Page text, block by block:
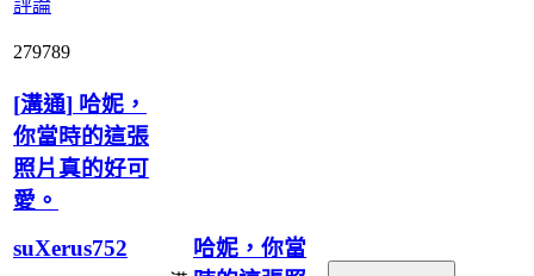
評論
279789
[溝通] 哈妮，
你當時的這張
照片真的好可
愛。
suXerus752
哈妮，你當